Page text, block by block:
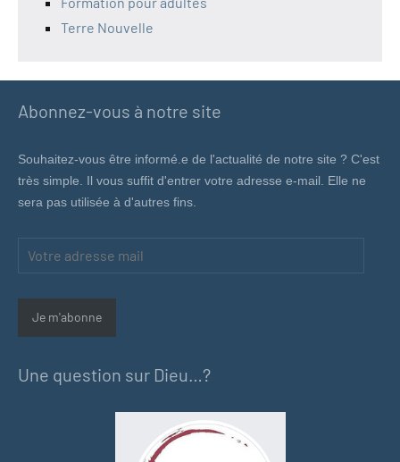
Terre Nouvelle
Abonnez-vous à notre site
Souhaitez-vous être informé.e de l'actualité de notre site ? C'est
très simple. Il vous suffit d'entrer votre adresse e-mail. Elle ne
sera pas utilisée à d'autres fins.
Je m'abonne
Une question sur Dieu…?